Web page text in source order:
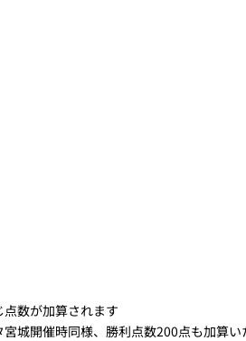
数が加算されます
城開催時同様、勝利点数200点も加算い